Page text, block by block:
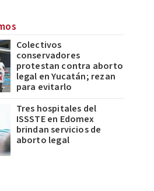
Colectivos
conservadores
protestan contra aborto
legal en Yucatán; rezan
para evitarlo
Tres hospitales del
ISSSTE en Edomex
brindan servicios de
aborto legal